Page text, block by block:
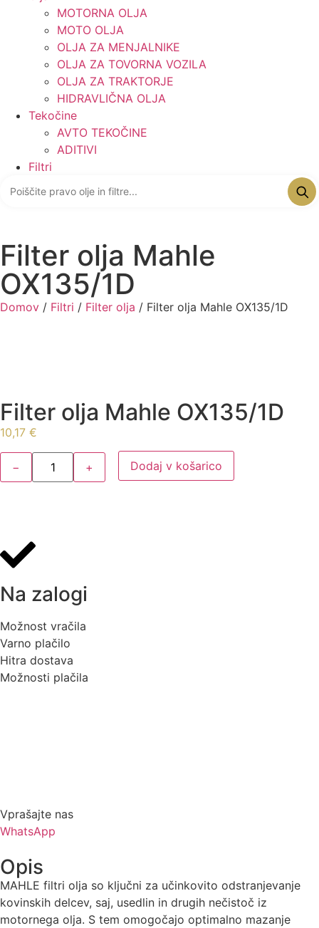
MOTORNA OLJA
MOTO OLJA
OLJA ZA MENJALNIKE
OLJA ZA TOVORNA VOZILA
OLJA ZA TRAKTORJE
HIDRAVLIČNA OLJA
Tekočine
AVTO TEKOČINE
ADITIVI
Filtri
Filter olja Mahle
OX135/1D
Domov / Filtri / Filter olja / Filter olja Mahle OX135/1D
Filter olja Mahle OX135/1D
10,17 €
− + Dodaj v košarico
Na zalogi
Možnost vračila
Varno plačilo
Hitra dostava
Možnosti plačila
Vprašajte nas
WhatsApp
Opis
MAHLE filtri olja so ključni za učinkovito odstranjevanje
kovinskih delcev, saj, usedlin in drugih nečistoč iz
motornega olja. S tem omogočajo optimalno mazanje